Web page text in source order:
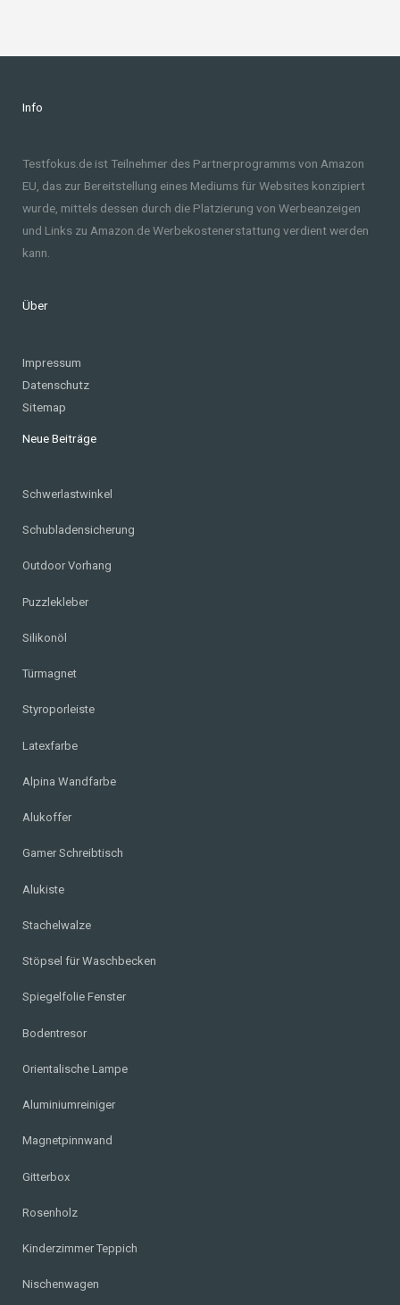
Info
Testfokus.de ist Teilnehmer des Partnerprogramms von Amazon
EU, das zur Bereitstellung eines Mediums für Websites konzipiert
wurde, mittels dessen durch die Platzierung von Werbeanzeigen
und Links zu Amazon.de Werbekostenerstattung verdient werden
kann.
Über
Impressum
Datenschutz
Sitemap
Neue Beiträge
Schwerlastwinkel
Schubladensicherung
Outdoor Vorhang
Puzzlekleber
Silikonöl
Türmagnet
Styroporleiste
Latexfarbe
Alpina Wandfarbe
Alukoffer
Gamer Schreibtisch
Alukiste
Stachelwalze
Stöpsel für Waschbecken
Spiegelfolie Fenster
Bodentresor
Orientalische Lampe
Aluminiumreiniger
Magnetpinnwand
Gitterbox
Rosenholz
Kinderzimmer Teppich
Nischenwagen